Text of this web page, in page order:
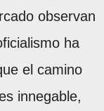
observan
ha
el camino
innegable,